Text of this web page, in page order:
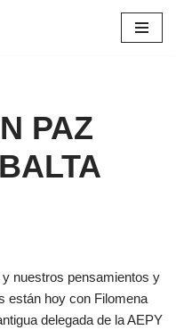
PAZ
nuestros pensamientos y
están hoy con Filomena
delegada de la AEPY